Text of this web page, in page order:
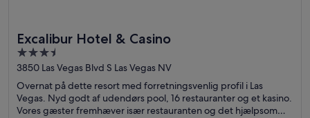
Excalibur Hotel & Casino
3.5
out
of
5
3850 Las Vegas Blvd S Las Vegas NV
Overnat på dette resort med forretningsvenlig profil i Las
Vegas. Nyd godt af udendørs pool, 16 restauranter og et kasino.
Vores gæster fremhæver især restauranten og det hjælpsomme